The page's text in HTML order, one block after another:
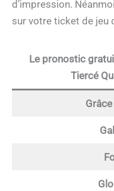
d’impression.
sur votre ticket de jeu
Le pronostic
Tiercé